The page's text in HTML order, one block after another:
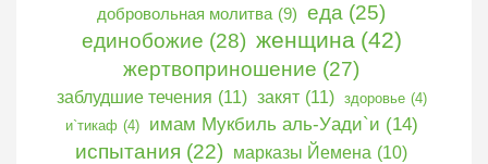
добровольная молитва (9) еда (25)
единобожие (28) женщина (42)
жертвоприношение (27)
заблудшие течения (11) закят (11) здоровье (4)
и`тикаф (4) имам Мукбиль аль-Уади`и (14)
испытания (22) марказы Йемена (10)